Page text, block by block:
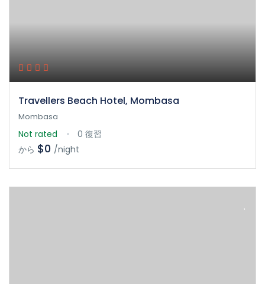
Travellers Beach Hotel, Mombasa
Mombasa
Not rated
0 復習
から $0 /night